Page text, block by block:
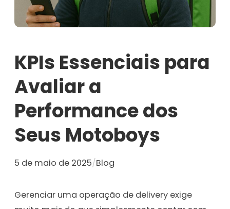
KPIs Essenciais para
Avaliar a
Performance dos
Seus Motoboys
5 de maio de 2025/Blog
Gerenciar uma operação de delivery exige